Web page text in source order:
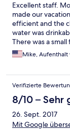
Excellent staff.
made our
efficient and the
water was
There was a
was always
plentiful,
the beach - very
taxi - about 20
Sea Star, has
There is a shuttle
you may miss
only. Bring an
Mike, Aufenthalt
Verifizierte
8/10 – Sehr
26. Sept. 2017
Mit Google